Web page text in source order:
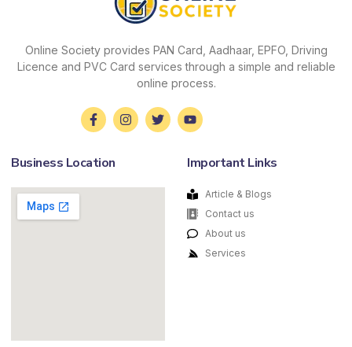
Online Society provides PAN Card, Aadhaar, EPFO, Driving
Licence and PVC Card services through a simple and reliable
online process.
Business Location Important Links
Article & Blogs
Contact us
About us
Services